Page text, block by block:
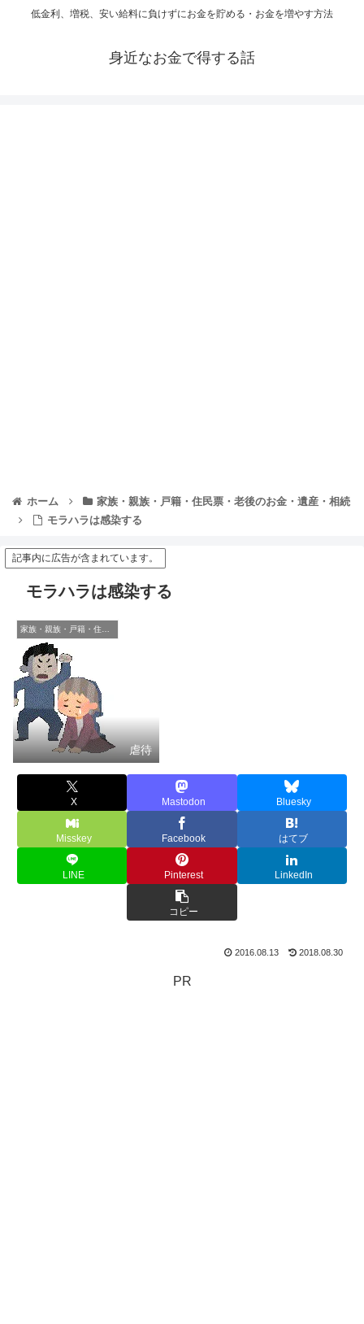
低金利、増税、安い給料に負けずにお金を貯める・お金を増やす方法
身近なお金で得する話
ホーム
家族・親族・戸籍・住民票・老後のお金・遺産・相続
モラハラは感染する
記事内に広告が含まれています。
モラハラは感染する
虐待
X Mastodon Bluesky
Misskey Facebook はてブ
LINE Pinterest LinkedIn
コピー
2016.08.13 2018.08.30
PR